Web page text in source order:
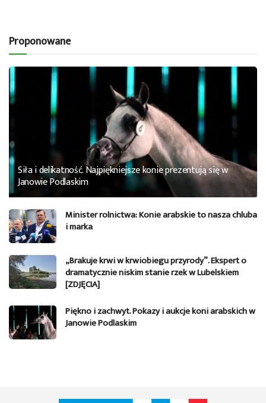
Proponowane
Siła i delikatność. Najpiękniejsze konie prezentują się w
Janowie Podlaskim
Minister rolnictwa: Konie arabskie to nasza chluba
i marka
„Brakuje krwi w krwiobiegu przyrody”. Ekspert o
dramatycznie niskim stanie rzek w Lubelskiem
[ZDJĘCIA]
Piękno i zachwyt. Pokazy i aukcje koni arabskich w
Janowie Podlaskim